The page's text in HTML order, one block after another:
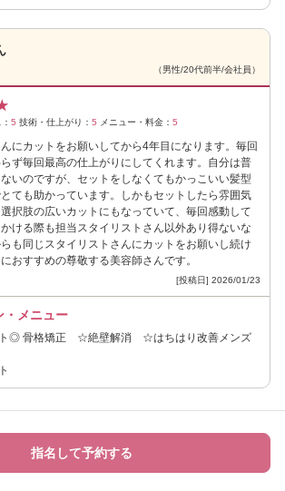
（男性/20代前半/会社員）
5 技術・仕上がり： 5 メニュー・料金： 5
にカットをお願いしてから4年目になります。毎回
ず毎回最高の仕上がりにしてくれます。自分は普
いのですが、セットをしなくてもかっこいい髪型
ても助かっています。しかもセットしたら雰囲気
択肢の広いカットにもなっていて、毎回感動して
ける際も担当スタイリストさん以外あり得ないな
も同じスタイリストさんにカットをお願いし続け
おすすめの尊敬する美容師さんです。
[投稿日] 2026/01/23
・メニュー
ト◎ 骨格矯正 ☆絶壁解消 ☆はちはり改善メンズ
指名して予約する